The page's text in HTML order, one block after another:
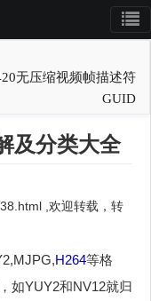
无压缩视频帧描述符
GUID
及分类大全
,欢迎转载，转
H264等格
如YUY2和NV12就归